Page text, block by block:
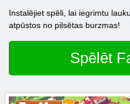
Instalējiet spēli, lai iegrimtu
atpūstos no pilsētas burzmas!
Spēlēt